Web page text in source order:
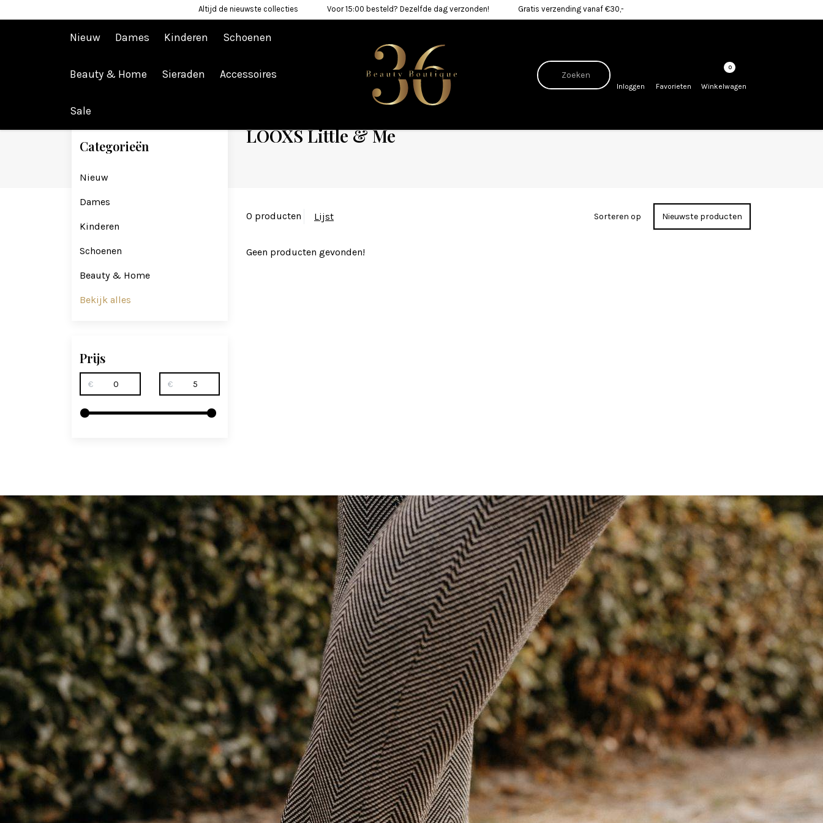
Altijd de nieuwste collecties Voor 15:00 besteld? Dezelfde dag verzonden! Gratis verzending vanaf €30,-
Nieuw Dames Kinderen Schoenen
Beauty & Home Sieraden Accessoires
Sale
Inloggen Favorieten
0
Winkelwagen
Terug naar home
LOOXS Little & Me
0 producten Lijst Sorteren op
Geen producten gevonden!
Categorieën
Nieuw
Dames
Kinderen
Schoenen
Beauty & Home
Bekijk alles
Prijs
€ €